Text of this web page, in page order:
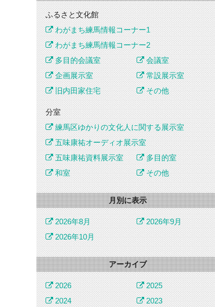
ふるさと文化館
わがまち練馬情報コーナー1
わがまち練馬情報コーナー2
多目的会議室
会議室
企画展示室
常設展示室
旧内田家住宅
その他
分室
練馬区ゆかりの文化人に関する展示室
五味康祐オーディオ展示室
五味康祐資料展示室
多目的室
和室
その他
月別に表示
2026年8月
2026年9月
2026年10月
アーカイブ
2026
2025
2024
2023